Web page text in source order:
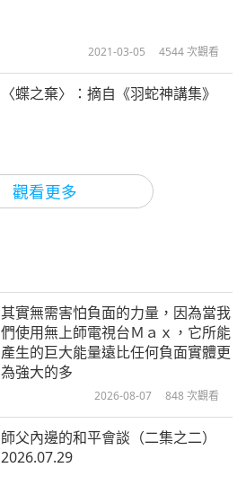
觀看更多
2021-03-05 4544次觀看
〈蝶之棄〉：摘自《羽蛇神講集》
2021-03-04
靈視的火燄：魯道夫·史代納博士
（素食者）著作《啟蒙之路》開悟篇
（二集之一）
法句經精選：第一到第四品（二集之
其實無需害怕負面的力量，因為當我
們使用無上師電視台Ｍａｘ，它所能
產生的巨大能量遠比任何負面實體更
為強大的多
2026-08-07 848 次觀看
師父內邊的和平會談（二集之二）
2026.07.29